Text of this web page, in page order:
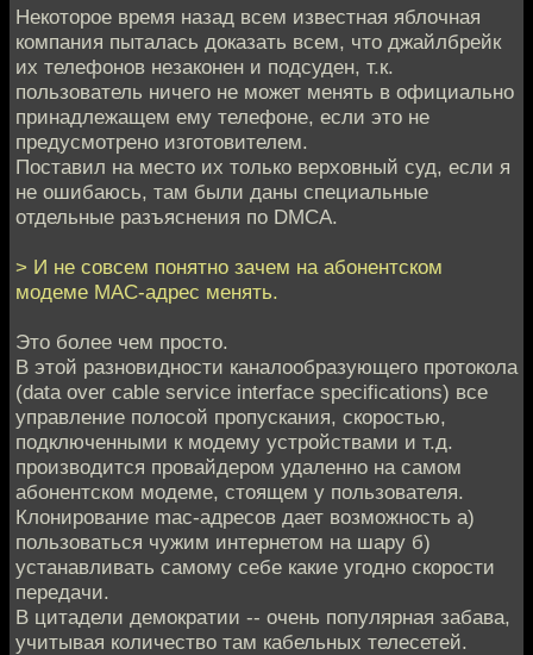
Некоторое время назад всем известная яблочная
компания пыталась доказать всем, что джайлбрейк
их телефонов незаконен и подсуден, т.к.
пользователь ничего не может менять в официально
принадлежащем ему телефоне, если это не
предусмотрено изготовителем.
Поставил на место их только верховный суд, если я
не ошибаюсь, там были даны специальные
отдельные разъяснения по DMCA.
> И не совсем понятно зачем на абонентском
модеме МАС-адрес менять.
Это более чем просто.
В этой разновидности каналообразующего протокола
(data over cable service interface specifications) все
управление полосой пропускания, скоростью,
подключенными к модему устройствами и т.д.
производится провайдером удаленно на самом
абонентском модеме, стоящем у пользователя.
Клонирование mac-адресов дает возможность а)
пользоваться чужим интернетом на шару б)
устанавливать самому себе какие угодно скорости
передачи.
В цитадели демократии -- очень популярная забава,
учитывая количество там кабельных телесетей.